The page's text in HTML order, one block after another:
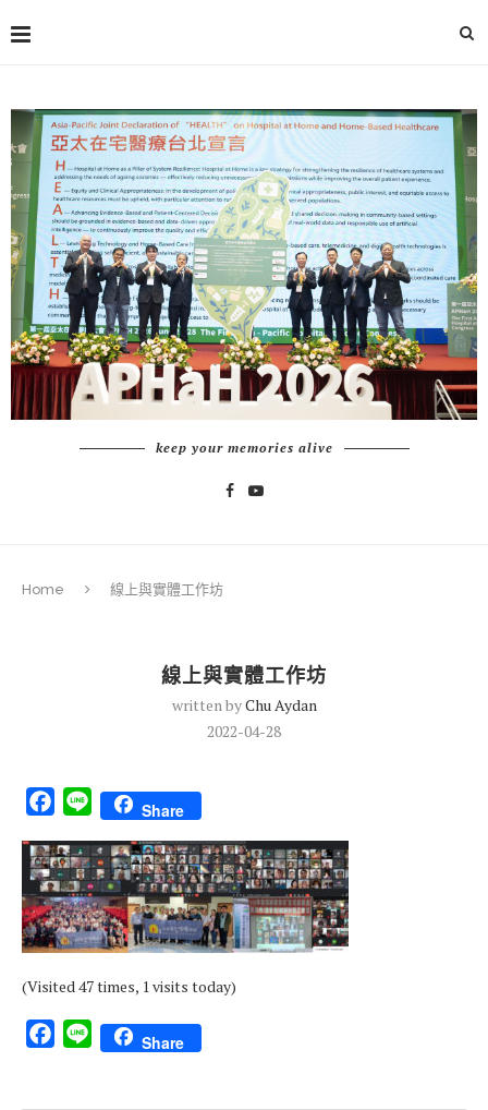
keep your memories alive
Home 線上與實體工作坊
線上與實體工作坊
written byChu Aydan
2022-04-28
Facebook
Line Share
(Visited 47 times, 1 visits today)
Facebook
Line Share